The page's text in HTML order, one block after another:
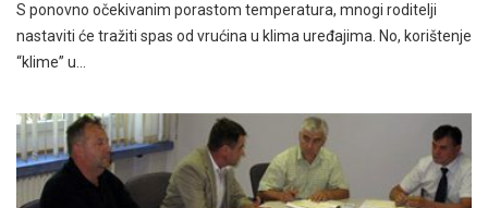
S ponovno očekivanim porastom temperatura, mnogi roditelji
nastaviti će tražiti spas od vrućina u klima uređajima. No, korištenje
“klime” u…